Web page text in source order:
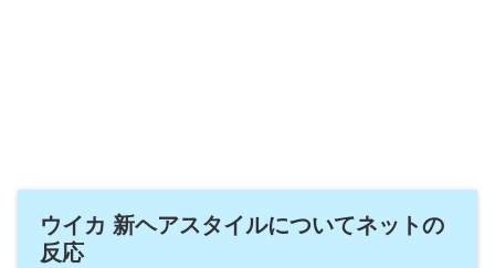
ウイカ 新ヘアスタイルについてネットの
反応